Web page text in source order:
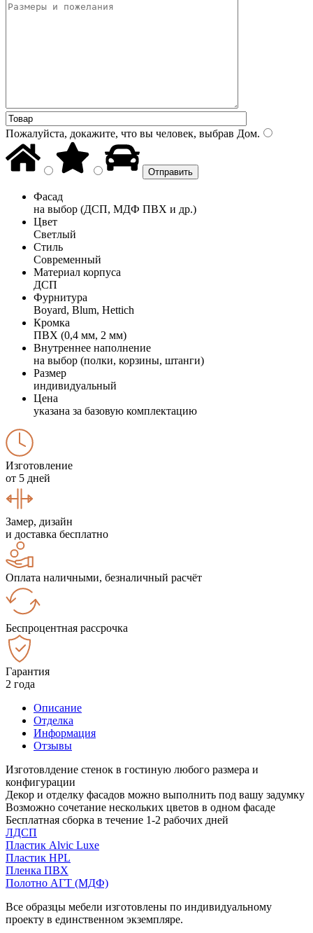
Пожалуйста, докажите, что вы человек, выбрав Дом.
Фасад
на выбор (ДСП, МДФ ПВХ и др.)
Цвет
Светлый
Стиль
Современный
Материал корпуса
ДСП
Фурнитура
Boyard, Blum, Hettich
Кромка
ПВХ (0,4 мм, 2 мм)
Внутреннее наполнение
на выбор (полки, корзины, штанги)
Размер
индивидуальный
Цена
указана за базовую комплектацию
Изготовление
от 5 дней
Замер, дизайн
и доставка бесплатно
Оплата наличными, безналичный расчёт
Беспроцентная рассрочка
Гарантия
2 года
Описание
Отделка
Информация
Отзывы
Изготовлдение стенок в гостиную любого размера и
конфигурации
Декор и отделку фасадов можно выполнить под вашу задумку
Возможно сочетание нескольких цветов в одном фасаде
Бесплатная сборка в течение 1-2 рабочих дней
ЛДСП
Пластик Alvic Luxe
Пластик HPL
Пленка ПВХ
Полотно АГТ (МДФ)
Все образцы мебели изготовлены по индивидуальному
проекту в единственном экземпляре.